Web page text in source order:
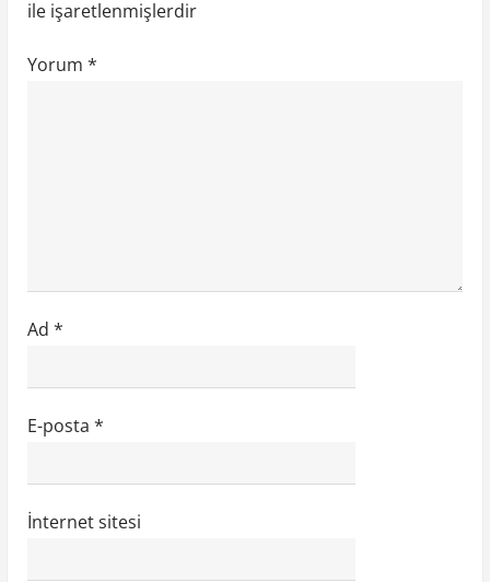
ile işaretlenmişlerdir
Yorum *
Ad *
E-posta *
İnternet sitesi